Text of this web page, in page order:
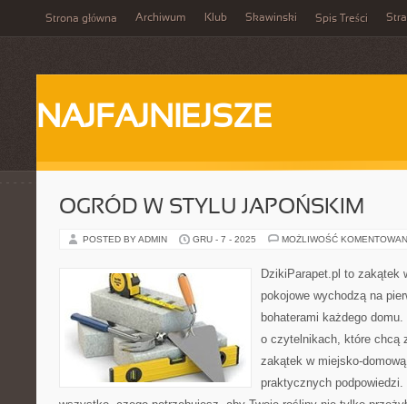
Strona główna Archiwum Klub Skawinski Spis Treści
NAJFAJNIEJSZE
OGRÓD W STYLU JAPOŃSKIM
POSTED BY ADMIN GRU - 7 - 2025 MOŻLIWOŚĆ
DzikiParapet.pl to zakątek
pokojowe wychodzą na
bohaterami każdego
o czytelnikach, które chcą
zakątek w miejsko-
praktycznych